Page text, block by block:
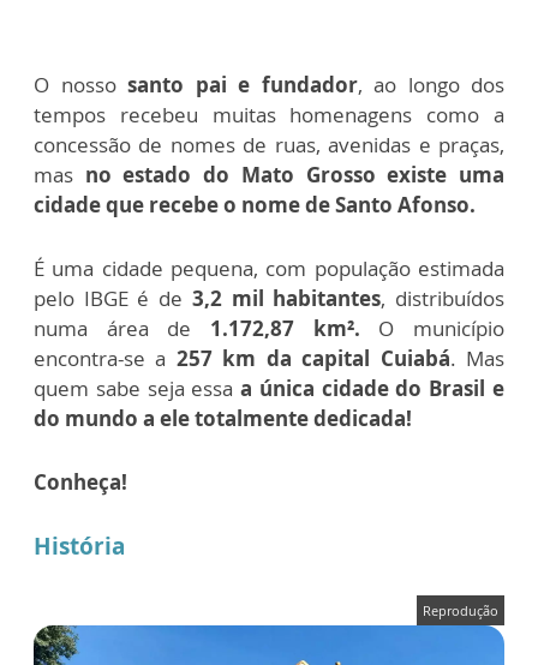
O nosso santo pai e fundador, ao longo dos
tempos recebeu muitas homenagens como a
concessão de nomes de ruas, avenidas e praças,
mas no estado do Mato Grosso existe uma
cidade que recebe o nome de Santo Afonso.
É uma cidade pequena, com população estimada
pelo IBGE é de 3,2 mil habitantes, distribuídos
numa área de 1.172,87 km². O município
encontra-se a 257 km da capital Cuiabá. Mas
quem sabe seja essaa única cidade do Brasil e
do mundo a ele totalmente dedicada!
Conheça!
História
Reprodução